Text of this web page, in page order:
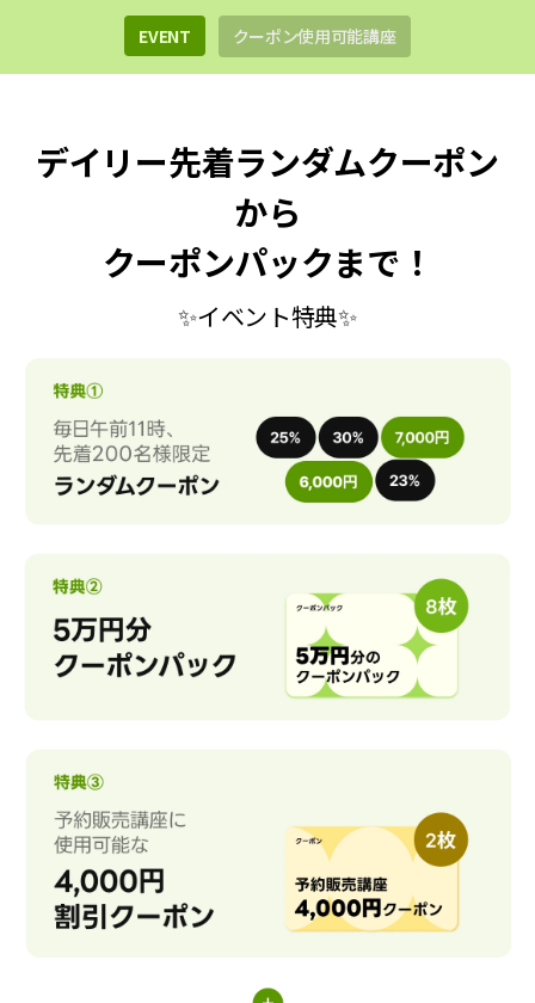
EVENT クーポン使用可能講座
デイリー先着ランダムクーポン
から
クーポンパックまで！
✨イベント特典✨